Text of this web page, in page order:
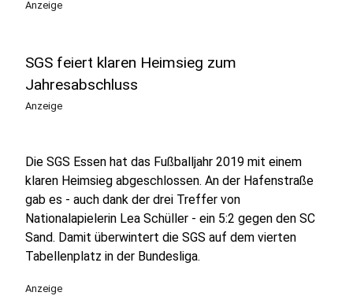
Anzeige
SGS feiert klaren Heimsieg zum
Jahresabschluss
Anzeige
Die SGS Essen hat das Fußballjahr 2019 mit einem
klaren Heimsieg abgeschlossen. An der Hafenstraße
gab es - auch dank der drei Treffer von
Nationalapielerin Lea Schüller - ein 5:2 gegen den SC
Sand. Damit überwintert die SGS auf dem vierten
Tabellenplatz in der Bundesliga.
Anzeige